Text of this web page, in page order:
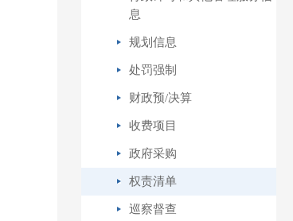
息
规划信息
处罚强制
财政预/决算
收费项目
政府采购
权责清单
巡察督查